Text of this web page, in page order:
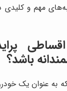
مهم و
باشد؟
به عنوان یک